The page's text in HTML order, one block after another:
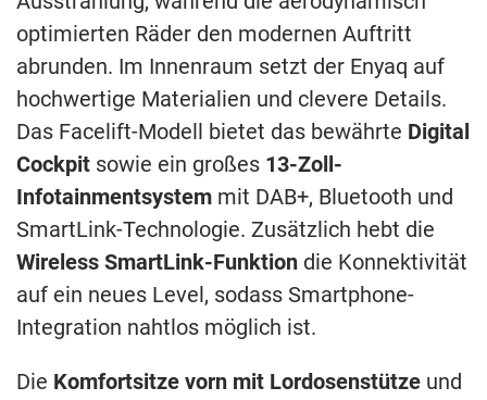
optimierten Räder den modernen Auftritt
abrunden. Im Innenraum setzt der Enyaq auf
hochwertige Materialien und clevere Details.
Das Facelift-Modell bietet das bewährte Digital
Cockpit sowie ein großes 13-Zoll-
Infotainmentsystem mit DAB+, Bluetooth und
SmartLink-Technologie. Zusätzlich hebt die
Wireless SmartLink-Funktion die Konnektivität
auf ein neues Level, sodass Smartphone-
Integration nahtlos möglich ist.
Die Komfortsitze vorn mit Lordosenstütze und